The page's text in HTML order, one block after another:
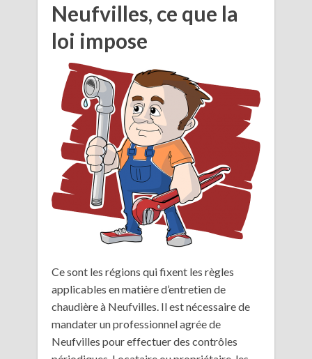
Neufvilles, ce que la
loi impose
Ce sont les régions qui fixent les règles
applicables en matière d’entretien de
chaudière à Neufvilles. Il est nécessaire de
mandater un professionnel agrée de
Neufvilles pour effectuer des contrôles